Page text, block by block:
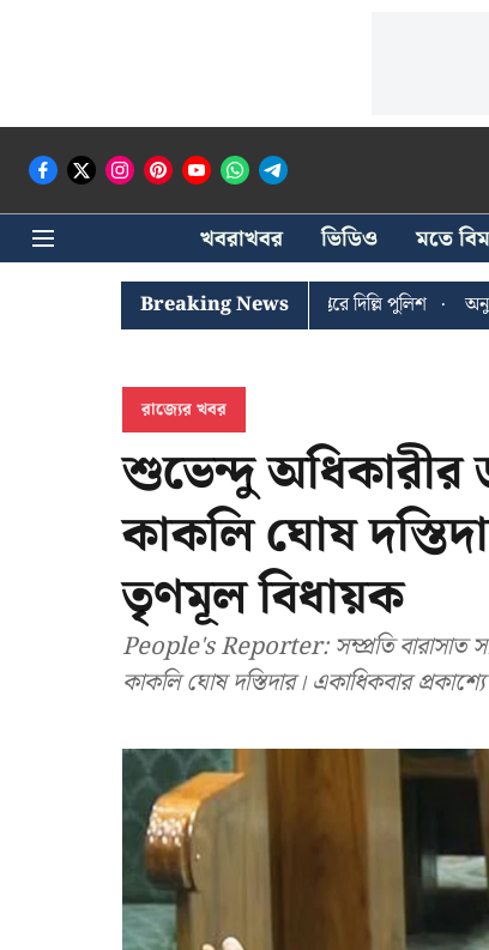
খবরাখবর ভিডিও মতে
Breaking News
ঘোষের খোঁজে সিপিআইএম সদর দপ্তরে দিল্লি পুলিশ অনুমিত ছাড়া
রাজ্যের খবর
শুভেন্দু অধিকারীর
কাকলি ঘোষ
তৃণমূল বিধায়ক
People's Reporter: সম্প্রতি বারাসাত সাংগঠনিক জেলার তৃণমূল সভাপতির পদ থেকে ইস্তফা দিয়েছেন
কাকলি ঘোষ দস্তিদার। একাধিকবার